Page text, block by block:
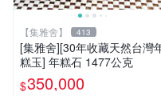
【集雅舍】 413
[集雅舍][30年收藏天然台灣
糕玉] 年糕石 1477公克
$350,000